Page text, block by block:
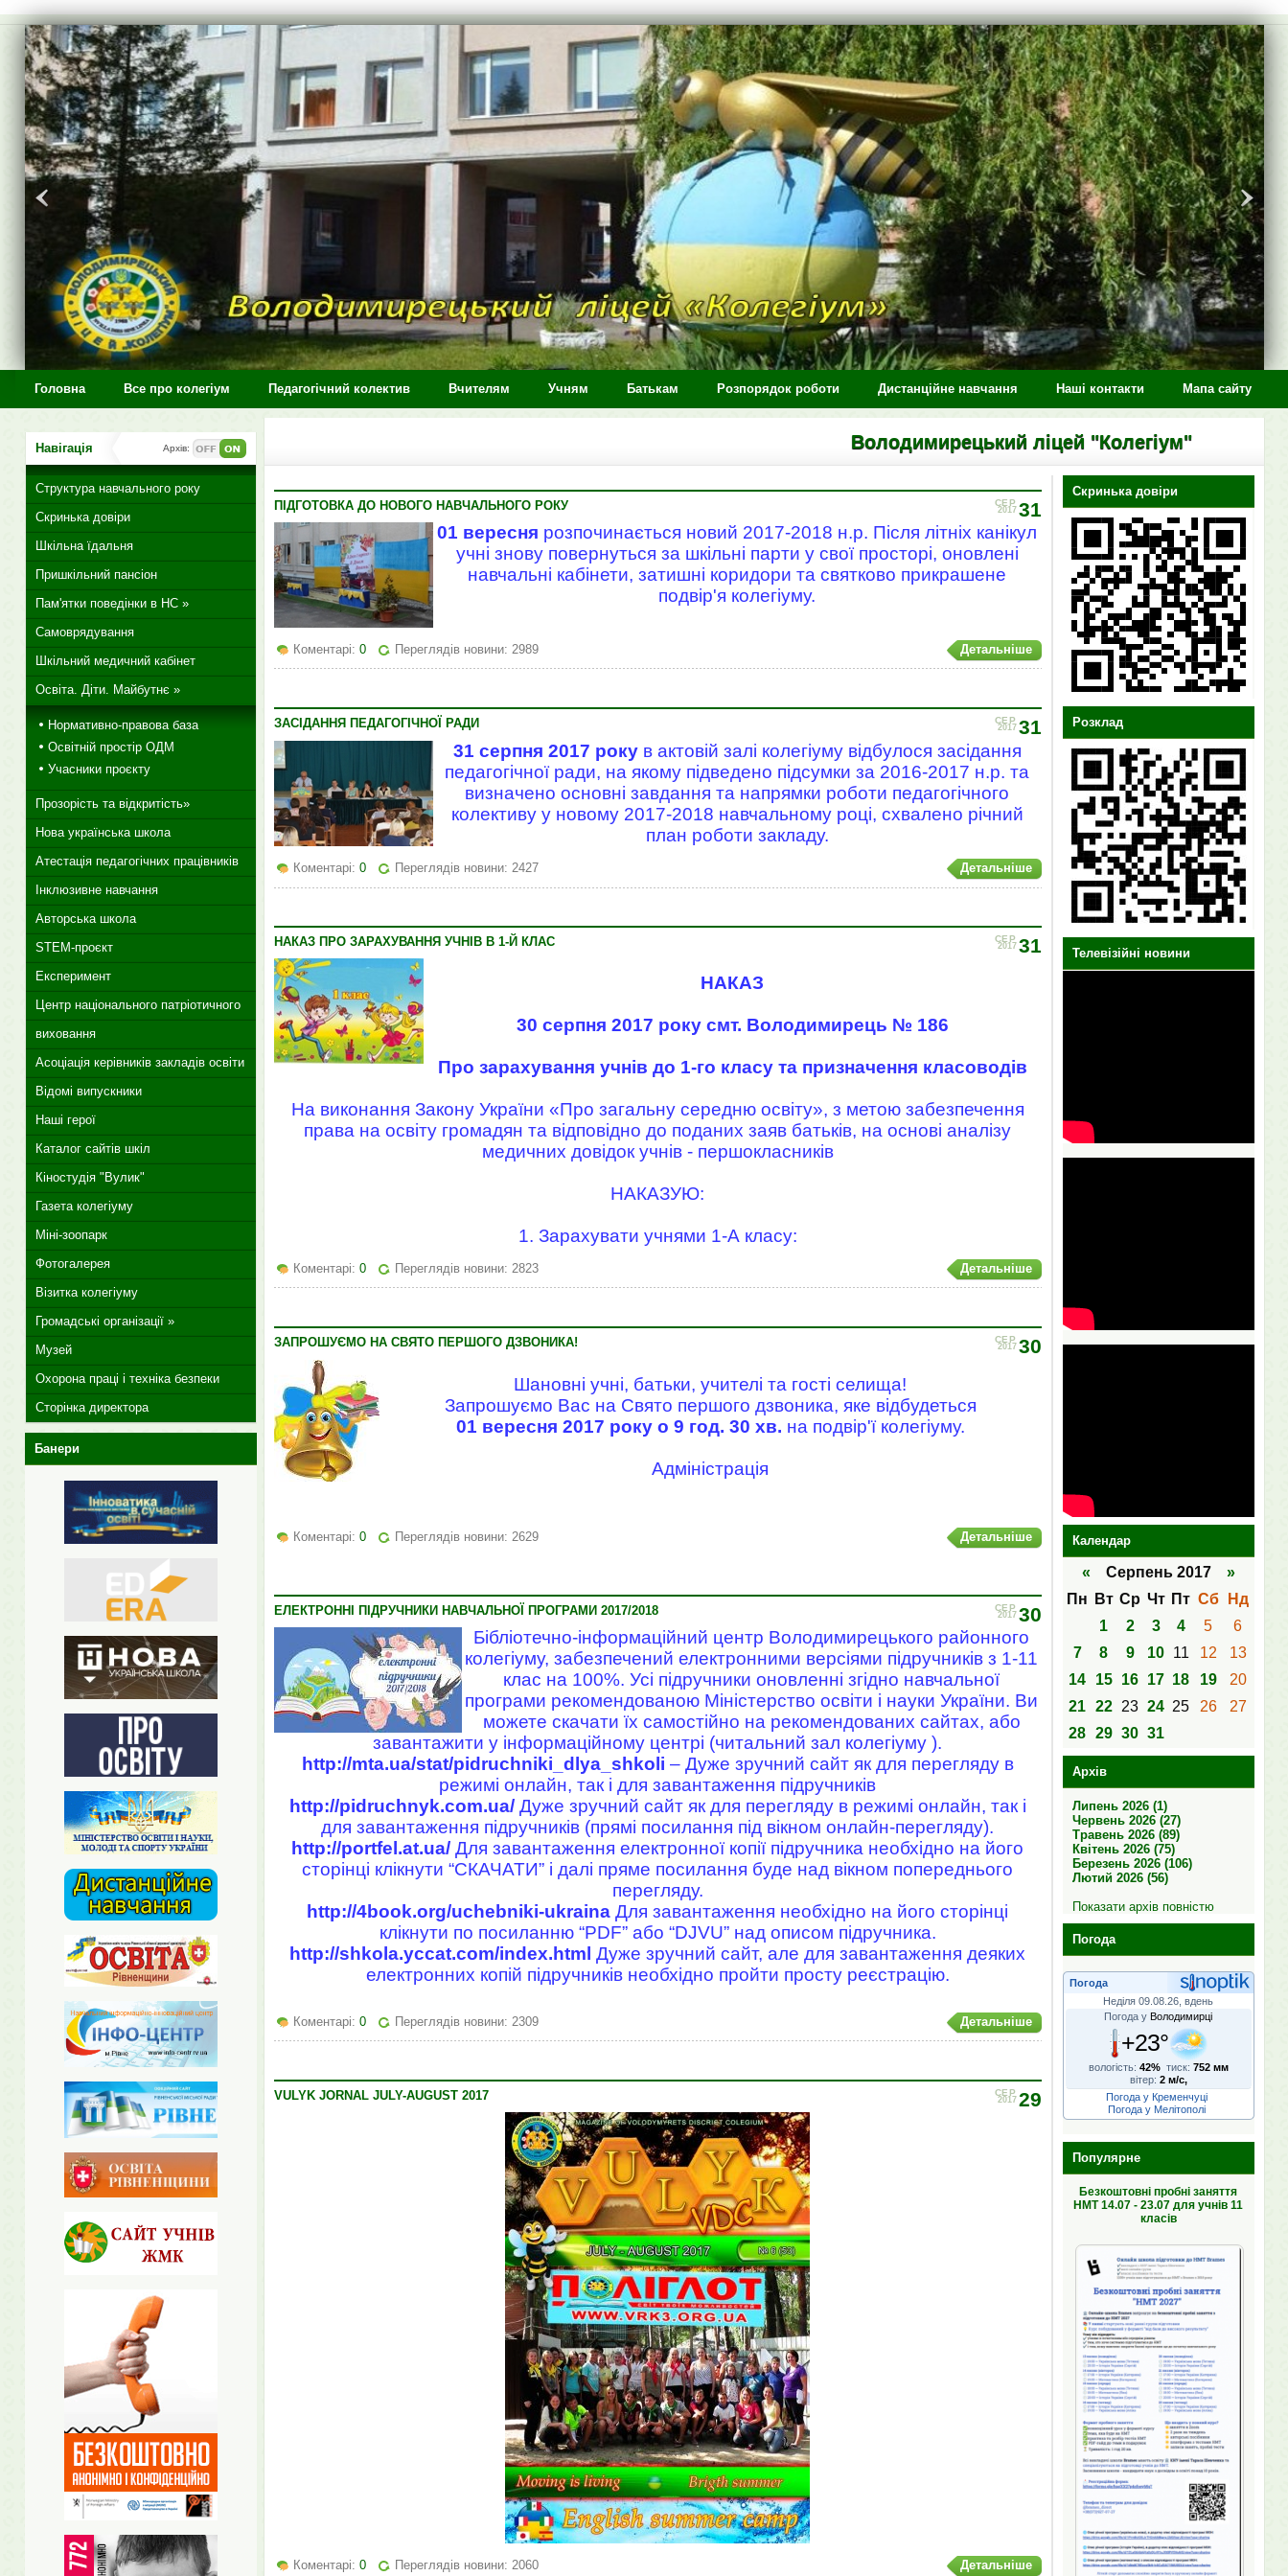
>
Головна Все про колегіум Педагогічний колектив Вчителям Учням Батькам Розпорядок роботи Дистанційне навчання Наші контакти Мапа сайту
Володимирецький ліцей "Колегіум"
31
СЕР
2017
ПІДГОТОВКА ДО НОВОГО НАВЧАЛЬНОГО РОКУ
01 вересня розпочинається новий 2017-2018 н.р. Після літніх канікул
учні знову повернуться за шкільні парти у свої просторі, оновлені
навчальні кабінети, затишні коридори та святково прикрашене
подвір'я колегіуму.
Детальніше
Коментарі: 0 Переглядів новини: 2989
31
СЕР
2017
ЗАСІДАННЯ ПЕДАГОГІЧНОЇ РАДИ
31 серпня 2017 рокув актовій залі колегіуму відбулося засідання
педагогічної ради, на якому підведено підсумки за 2016-2017 н.р. та
визначено основні завдання та напрямки роботи педагогічного
колективу у новому 2017-2018 навчальному році, схвалено річний
план роботи закладу.
Детальніше
Коментарі: 0 Переглядів новини: 2427
31
СЕР
2017
НАКАЗ ПРО ЗАРАХУВАННЯ УЧНІВ В 1-Й КЛАС
НАКАЗ
30 серпня 2017 року смт. Володимирець № 186
Про зарахування учнів до 1-го класу та призначення класоводів
На виконання Закону України «Про загальну середню освіту», з метою забезпечення
права на освіту громадян та відповідно до поданих заяв батьків, на основі аналізу
медичних довідок учнів - першокласників
НАКАЗУЮ:
1. Зарахувати учнями 1-А класу:
Детальніше
Коментарі: 0 Переглядів новини: 2823
30
СЕР
2017
ЗАПРОШУЄМО НА СВЯТО ПЕРШОГО ДЗВОНИКА!
Шановні учні, батьки, учителі та гості селища!
Запрошуємо Вас на Свято першого дзвоника, яке відбудеться
01 вересня 2017 року о 9 год. 30 хв. на подвір'ї колегіуму.
Адміністрація
Детальніше
Коментарі: 0 Переглядів новини: 2629
30
СЕР
2017
ЕЛЕКТРОННІ ПІДРУЧНИКИ НАВЧАЛЬНОЇ ПРОГРАМИ 2017/2018
Бібліотечно-інформаційний центр Володимирецького районного
колегіуму, забезпечений електронними версіями підручників з 1-11
клас на 100%. Усі підручники оновленні згідно навчальної
програми рекомендованою Міністерство освіти і науки України. Ви
можете скачати їх самостійно на рекомендованих сайтах, або
завантажити у інформаційному центрі (читальний зал колегіуму ).
http://mta.ua/stat/pidruchniki_dlya_shkoli – Дуже зручний сайт як для перегляду в
режимі онлайн, так і для завантаження підручників
http://pidruchnyk.com.ua/Дуже зручний сайт як для перегляду в режимі онлайн, так і
для завантаження підручників (прямі посилання під вікном онлайн-перегляду).
http://portfel.at.ua/ Для завантаження електронної копії підручника необхідно на його
сторінці клікнути “СКАЧАТИ” і далі пряме посилання буде над вікном попереднього
перегляду.
http://4book.org/uchebniki-ukraina Для завантаження необхідно на його сторінці
клікнути по посиланню “PDF” або “DJVU” над описом підручника.
http://shkola.yccat.com/index.html Дуже зручний сайт, але для завантаження деяких
електронних копій підручників необхідно пройти просту реєстрацію.
Детальніше
Коментарі: 0 Переглядів новини: 2309
29
СЕР
2017
VULYK JORNAL JULY-AUGUST 2017
Детальніше
Коментарі: 0 Переглядів новини: 2060
Скринька довіри
Розклад
Телевізійні новини
Календар
« Серпень 2017 »
Пн
Вт Ср Чт Пт Сб
Нд
1
2 3 4 5
6
7
8 9 10 11 12
13
14
15 16 17 18 19
20
21 22 23 24 25 26
27
28 29 30 31
Архів
Липень 2026 (1)
Червень 2026 (27)
Травень 2026 (89)
Квітень 2026 (75)
Березень 2026 (106)
Лютий 2026 (56)
Показати архів повністю
Погода
Погода
Неділя 09.08.26, вдень
Погода у Володимирці
+23°
вологість: 42% тиск: 752 мм
вітер: 2 м/с,
Погода у Кременчуці
Погода у Мелітополі
Популярне
Безкоштовні пробні заняття
НМТ 14.07 - 23.07 для учнів 11
класів
Навігація Архів:
Структура навчального року
Скринька довіри
Шкільна їдальня
Пришкільний пансіон
Пам'ятки поведінки в НС »
Самоврядування
Шкільний медичний кабінет
Освіта. Діти. Майбутнє »
Нормативно-правова база
Освітній простір ОДМ
Учасники проєкту
Прозорість та відкритість»
Нова українська школа
Атестація педагогічних працівників
Інклюзивне навчання
Авторська школа
STEM-проєкт
Експеримент
Центр національного патріотичного
виховання
Асоціація керівників закладів освіти
Відомі випускники
Наші герої
Каталог сайтів шкіл
Кіностудія "Вулик"
Газета колегіуму
Міні-зоопарк
Фотогалерея
Візитка колегіуму
Громадські організації »
Музей
Охорона праці і техніка безпеки
Сторінка директора
Банери